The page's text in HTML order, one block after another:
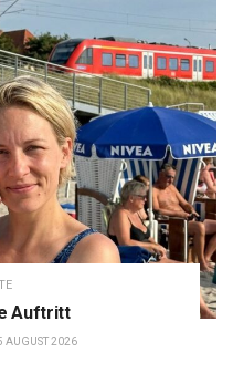
Auftritt
AUGUST 2026